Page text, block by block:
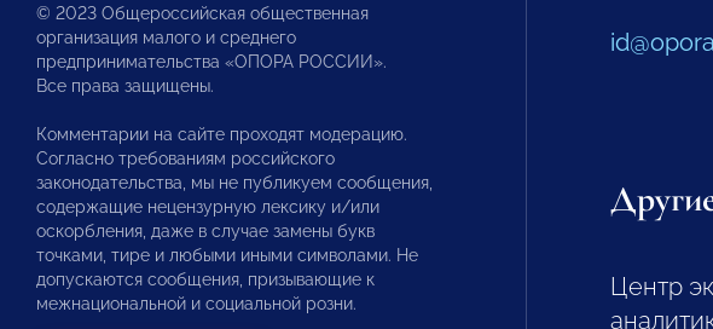
© 2023 Общероссийская общественная
организация малого и среднего
предпринимательства «ОПОРА РОССИИ».
Все права защищены.
Комментарии на сайте проходят модерацию.
Согласно требованиям российского
законодательства, мы не публикуем сообщения,
содержащие нецензурную лексику и/или
оскорбления, даже в случае замены букв
точками, тире и любыми иными символами. Не
допускаются сообщения, призывающие к
межнациональной и социальной розни.
Центр